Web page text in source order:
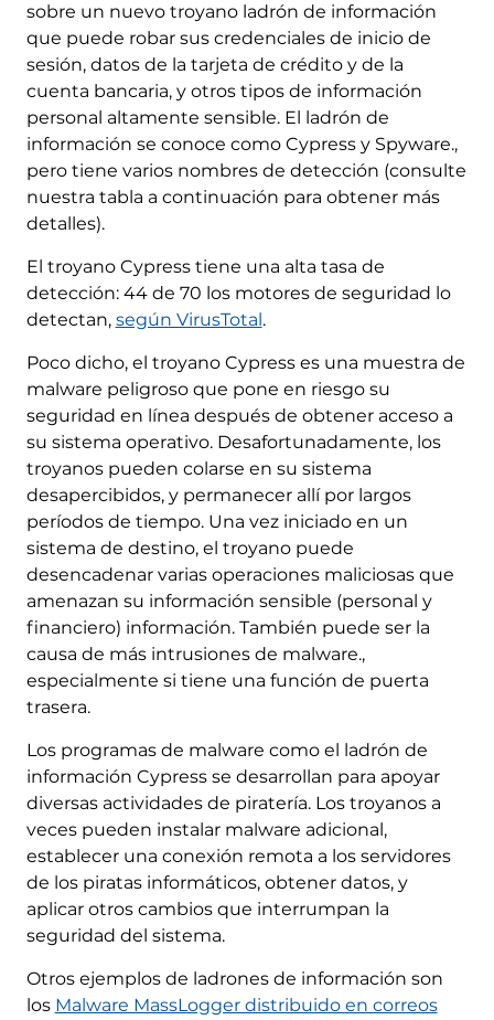
sobre un nuevo troyano ladrón de información
que puede robar sus credenciales de inicio de
sesión, datos de la tarjeta de crédito y de la
cuenta bancaria, y otros tipos de información
personal altamente sensible. El ladrón de
información se conoce como Cypress y Spyware.,
pero tiene varios nombres de detección (consulte
nuestra tabla a continuación para obtener más
detalles).
El troyano Cypress tiene una alta tasa de
detección: 44 de 70 los motores de seguridad lo
detectan, según VirusTotal .
Poco dicho, el troyano Cypress es una muestra de
malware peligroso que pone en riesgo su
seguridad en línea después de obtener acceso a
su sistema operativo. Desafortunadamente, los
troyanos pueden colarse en su sistema
desapercibidos, y permanecer allí por largos
períodos de tiempo. Una vez iniciado en un
sistema de destino, el troyano puede
desencadenar varias operaciones maliciosas que
amenazan su información sensible (personal y
financiero) información. También puede ser la
causa de más intrusiones de malware.,
especialmente si tiene una función de puerta
trasera.
Los programas de malware como el ladrón de
información Cypress se desarrollan para apoyar
diversas actividades de piratería. Los troyanos a
veces pueden instalar malware adicional,
establecer una conexión remota a los servidores
de los piratas informáticos, obtener datos, y
aplicar otros cambios que interrumpan la
seguridad del sistema.
Otros ejemplos de ladrones de información son
los Malware MassLogger distribuido en correos